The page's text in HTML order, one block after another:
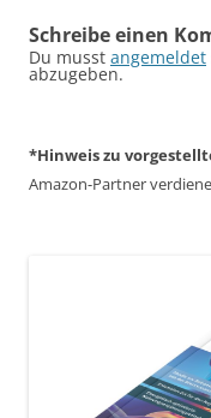
Schreibe einen
Du musst angemeldet
abzugeben.
*Hinweis zu
Amazon-Partner